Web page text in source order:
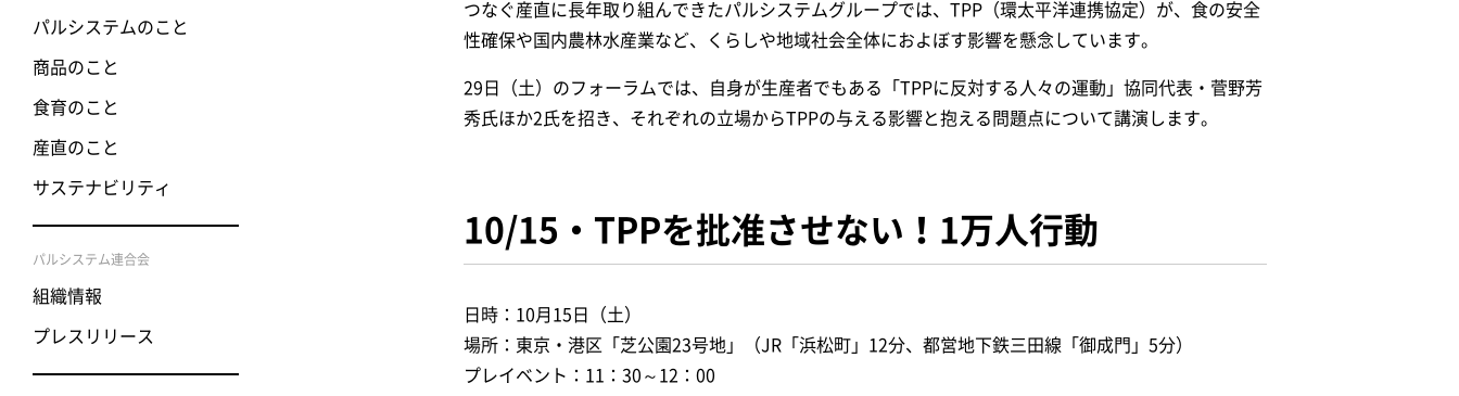
パルシステムのこと
商品のこと
食育のこと
産直のこと
サステナビリティ
パルシステム連合会
組織情報
プレスリリース
つなぐ産直に長年取り組んできたパルシステムグループでは、TPP（環太平洋連携協定）が、食の安全
性確保や国内農林水産業など、くらしや地域社会全体におよぼす影響を懸念しています。
29日（土）のフォーラムでは、自身が生産者でもある「TPPに反対する人々の運動」協同代表・菅野芳
秀氏ほか2氏を招き、それぞれの立場からTPPの与える影響と抱える問題点について講演します。
10/15・TPPを批准させない！1万人行動
日時：10月15日（土）
場所：東京・港区「芝公園23号地」（JR「浜松町」12分、都営地下鉄三田線「御成門」5分）
プレイベント：11：30～12：00